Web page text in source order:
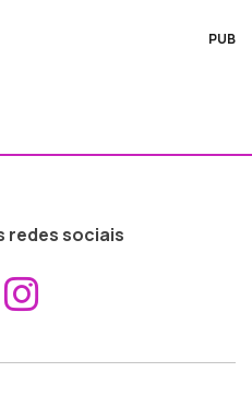
PUB
redes sociais
Aceder ao